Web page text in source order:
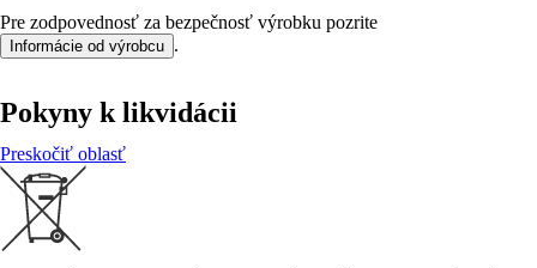
Pre zodpovednosť za bezpečnosť výrobku pozrite
Informácie od výrobcu .
Pokyny k likvidácii
Preskočiť oblasť